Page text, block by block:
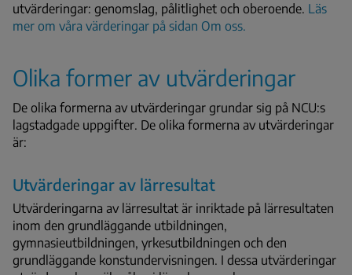
utvärderingar: genomslag, pålitlighet och oberoende. Läs
mer om våra värderingar på sidan Om oss.
Olika former av utvärderingar
De olika formerna av utvärderingar grundar sig på NCU:s
lagstadgade uppgifter. De olika formerna av utvärderingar
är:
Utvärderingar av lärresultat
Utvärderingarna av lärresultat är inriktade på lärresultaten
inom den grundläggande utbildningen,
gymnasieutbildningen, yrkesutbildningen och den
grundläggande konstundervisningen. I dessa utvärderingar